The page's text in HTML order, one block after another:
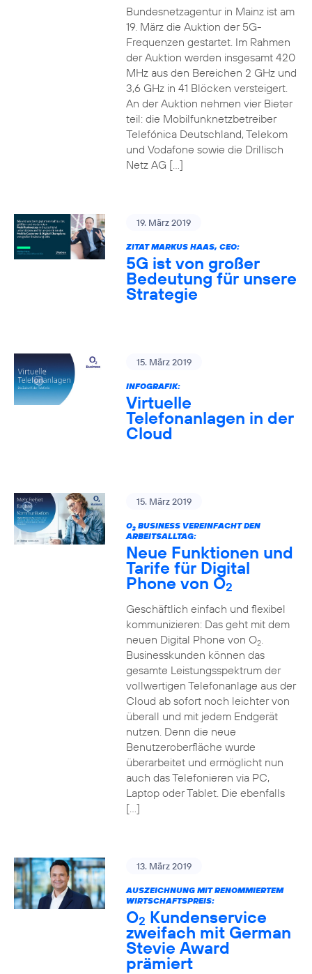
Bundesnetzagentur in Mainz ist am
19. März die Auktion der 5G-
Frequenzen gestartet. Im Rahmen
der Auktion werden insgesamt 420
MHz aus den Bereichen 2 GHz und
3,6 GHz in 41 Blöcken versteigert.
An der Auktion nehmen vier Bieter
teil: die Mobilfunknetzbetreiber
Telefónica Deutschland, Telekom
und Vodafone sowie die Drillisch
Netz AG […]
19. März 2019
ZITAT MARKUS HAAS, CEO:
5G ist von großer
Bedeutung für unsere
Strategie
15. März 2019
INFOGRAFIK:
Virtuelle
Telefonanlagen in der
Cloud
15. März 2019
O2BUSINESS VEREINFACHT DEN
ARBEITSALLTAG:
Neue Funktionen und
Tarife für Digital
Phone von O2
Geschäftlich einfach und flexibel
kommunizieren: Das geht mit dem
neuen Digital Phone von O2.
Businesskunden können das
gesamte Leistungsspektrum der
vollwertigen Telefonanlage aus der
Cloud ab sofort noch leichter von
überall und mit jedem Endgerät
nutzen. Denn die neue
Benutzeroberfläche wurde
überarbeitet und ermöglicht nun
auch das Telefonieren via PC,
Laptop oder Tablet. Die ebenfalls
[…]
13. März 2019
AUSZEICHNUNG MIT RENOMMIERTEM
WIRTSCHAFTSPREIS:
O2 Kundenservice
zweifach mit German
Stevie Award
prämiert